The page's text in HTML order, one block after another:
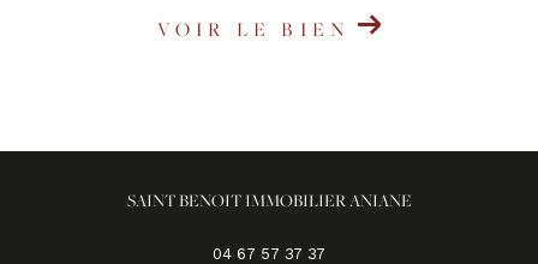
VOIR LE BIEN
SAINT BENOIT IMMOBILIER ANIANE
04 67 57 37 37